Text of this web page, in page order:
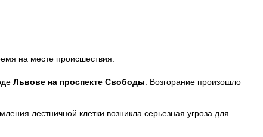
Львове на проспекте Свободы . Возгорание произошло
лестничной клетки возникла серьезная угроза для